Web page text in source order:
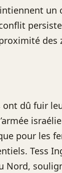
un
des
dû fuir
pour les
Tess
Nord,